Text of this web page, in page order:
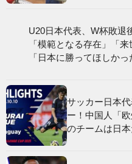
U20日本代表、
現地感銘「模
して生まれた
【海外の反応】
サッカー日本
ー！中国人「
のチームは日本